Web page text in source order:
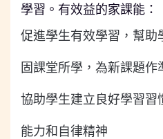
學習。有效益的家課能：
促進學生有效學習， 幫助
固課堂所學，為新課題作
協助學生建立良好學習習
能力和自律精神